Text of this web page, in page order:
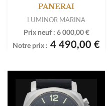
PANERAI
LUMINOR MARINA
Prix neuf : 6 000,00 €
Notre prix : 4 490,00 €